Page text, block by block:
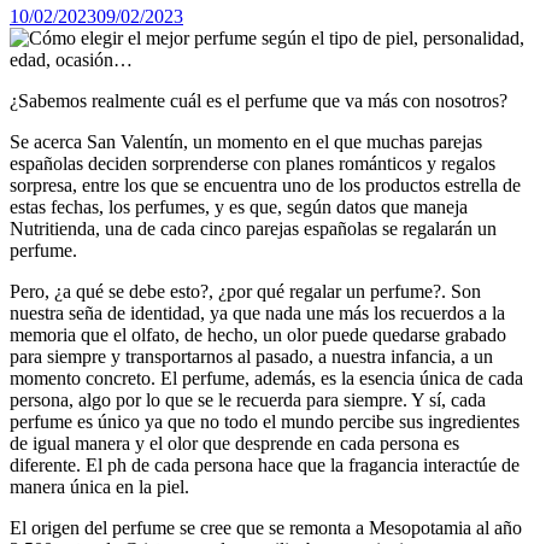
10/02/202309/02/2023
¿Sabemos realmente cuál es el perfume que va más con nosotros?
Se acerca San Valentín, un momento en el que muchas parejas
españolas deciden sorprenderse con planes románticos y regalos
sorpresa, entre los que se encuentra uno de los productos estrella de
estas fechas, los perfumes, y es que, según datos que maneja
Nutritienda, una de cada cinco parejas españolas se regalarán un
perfume.
Pero, ¿a qué se debe esto?, ¿por qué regalar un perfume?. Son
nuestra seña de identidad, ya que nada une más los recuerdos a la
memoria que el olfato, de hecho, un olor puede quedarse grabado
para siempre y transportarnos al pasado, a nuestra infancia, a un
momento concreto. El perfume, además, es la esencia única de cada
persona, algo por lo que se le recuerda para siempre. Y sí, cada
perfume es único ya que no todo el mundo percibe sus ingredientes
de igual manera y el olor que desprende en cada persona es
diferente. El ph de cada persona hace que la fragancia interactúe de
manera única en la piel.
El origen del perfume se cree que se remonta a Mesopotamia al año